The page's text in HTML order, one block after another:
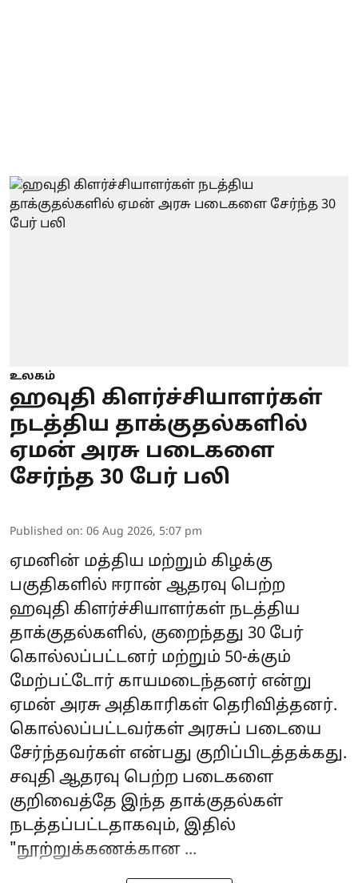
உலகம்
ஹவுதி கிளர்ச்சியாளர்கள்
நடத்திய தாக்குதல்களில்
ஏமன் அரசு படைகளை
சேர்ந்த 30 பேர் பலி
Published on: 06 Aug 2026, 5:07 pm
ஏமனின் மத்திய மற்றும் கிழக்கு
பகுதிகளில் ஈரான் ஆதரவு பெற்ற
ஹவுதி கிளர்ச்சியாளர்கள் நடத்திய
தாக்குதல்களில், குறைந்தது 30 பேர்
கொல்லப்பட்டனர் மற்றும் 50-க்கும்
மேற்பட்டோர் காயமடைந்தனர் என்று
ஏமன் அரசு அதிகாரிகள் தெரிவித்தனர்.
கொல்லப்பட்டவர்கள் அரசுப் படையை
சேர்ந்தவர்கள் என்பது குறிப்பிடத்தக்கது.
சவுதி ஆதரவு பெற்ற படைகளை
குறிவைத்தே இந்த தாக்குதல்கள்
நடத்தப்பட்டதாகவும், இதில்
"நூற்றுக்கணக்கான ...